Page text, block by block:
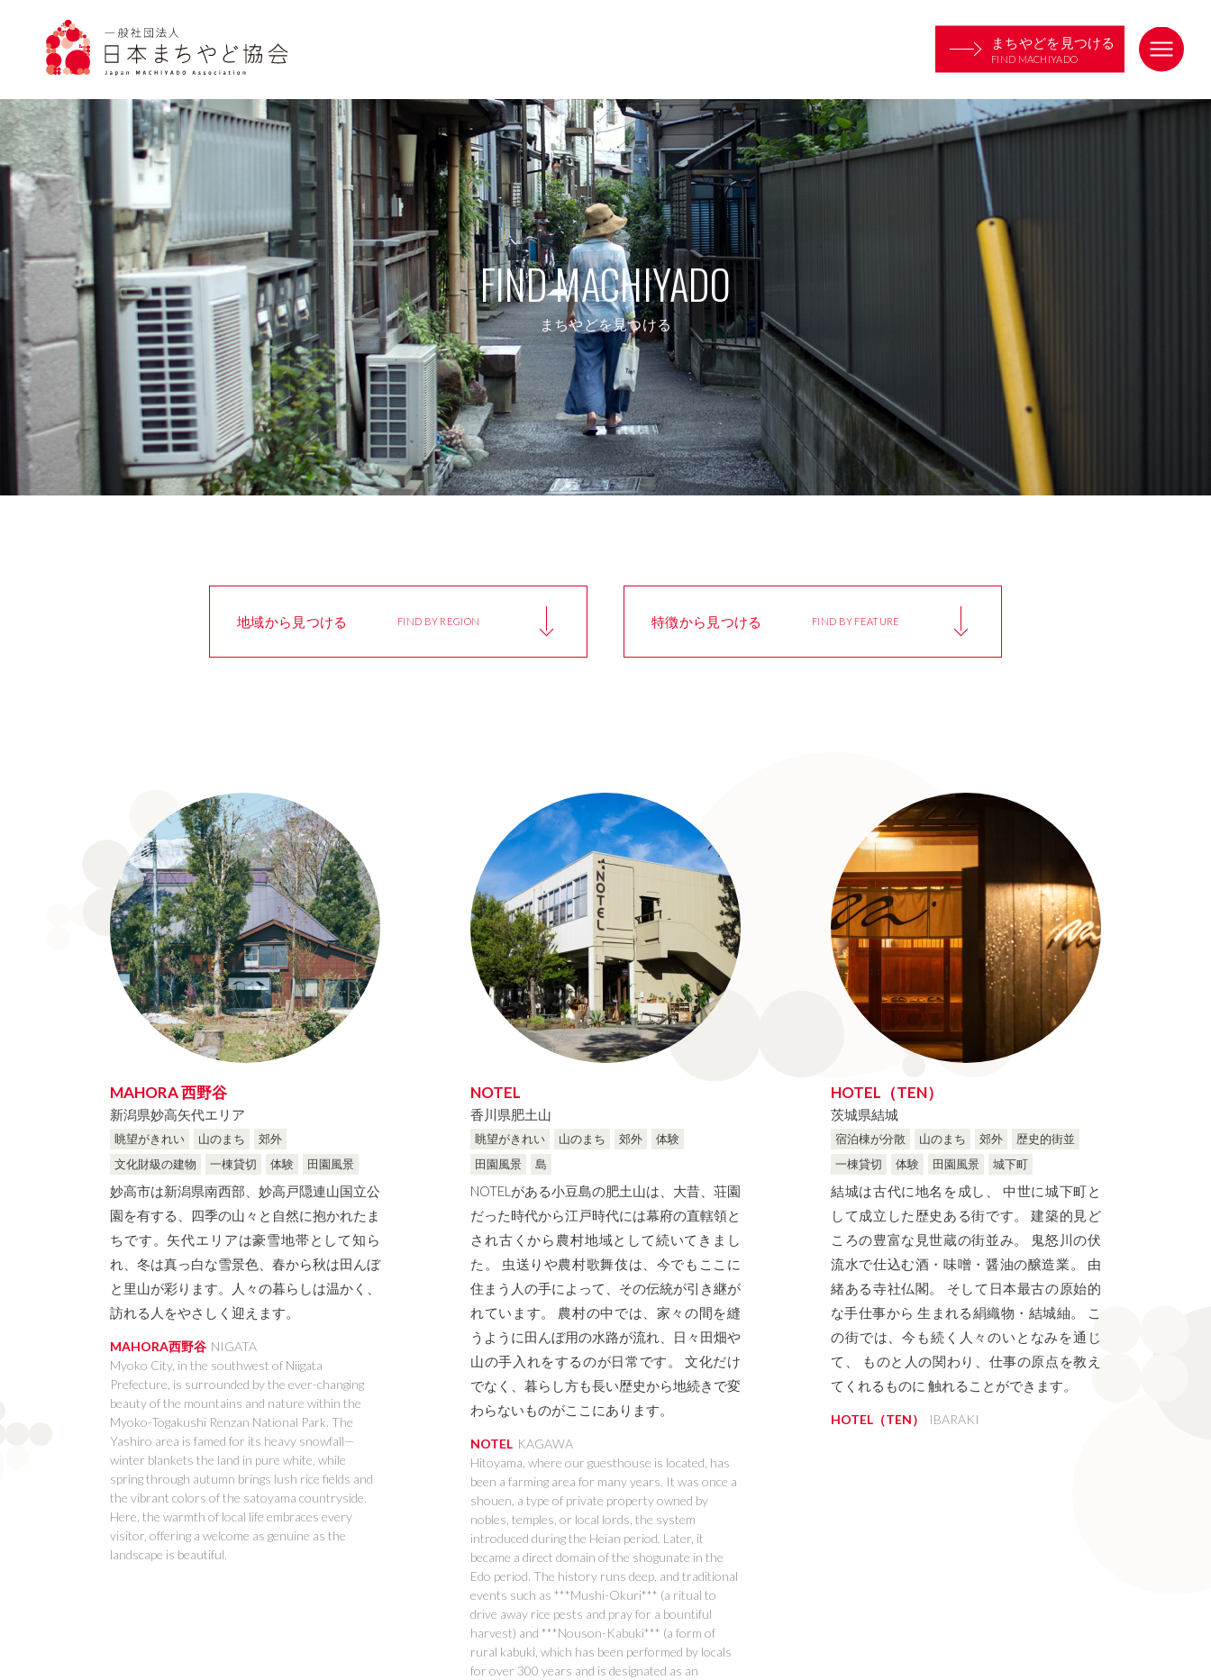
まちやどを見つける
FIND MACHIYADO
FIND MACHIYADO
まちやどを見つける
地域から見つける FIND BY REGION
CHIBA TOKYO
新潟県
NIGATA
富山県
TOYAMA
石川県
ISHIKAWA
福井県
FUKUI YAMANASHI NAGANO
岐阜県
GIFU
静岡県
SHIZUOKA
愛知県
AICHI
三重県
MIE
京都府
KYOTO
大阪府
OSAKA
兵庫県
HYOGO
奈良県 和歌山県
WAKAYAMA
島根県
SHIMANE
岡山県
OKAYAMA
山口県
YAMAGUCHI
徳島県
TOSHIMA EHIME
佐賀県
SAGA NAGASAKI
熊本県
KUMAMOTO
宮崎県
MIYAZAKI
鹿児島県
KAGOSHIMA
沖縄県
OKINAWA
特徴から見つける FIND BY FEATURE
Limited to One Group Only experience
産業遺産
Industrial-heritage
銭湯
Sento
island
城下町
Old castle town
MAHORA 西野谷
新潟県妙高矢代エリア
眺望がきれい 山のまち
郊外
文化財級の建物
一棟貸切 体験 田園風景
妙高市は新潟県南西部、妙高戸隠連山国立公
園を有する、四季の山々と自然に抱かれたま
ちです。矢代エリアは豪雪地帯として知ら
れ、冬は真っ白な雪景色、春から秋は田んぼ
と里山が彩ります。人々の暮らしは温かく、
訪れる人をやさしく迎えます。
MAHORA西野谷 NIGATA
Myoko City, in the southwest of Niigata
Prefecture, is surrounded by the ever-changing
beauty of the mountains and nature within the
Myoko-Togakushi Renzan National Park. The
Yashiro area is famed for its heavy snowfall—
winter blankets the land in pure white, while
spring through autumn brings lush rice fields and
the vibrant colors of the satoyama countryside.
Here, the warmth of local life embraces every
visitor, offering a welcome as genuine as the
landscape is beautiful.
NOTEL
香川県肥土山
眺望がきれい 山のまち 郊外
体験
田園風景
島
NOTELがある小豆島の肥土山は、大昔、荘園
だった時代から江戸時代には幕府の直轄領と
され古くから農村地域として続いてきまし
た。 虫送りや農村歌舞伎は、今でもここに
住まう人の手によって、その伝統が引き継が
れています。 農村の中では、家々の間を縫
うように田んぼ用の水路が流れ、日々田畑や
山の手入れをするのが日常です。 文化だけ
でなく、暮らし方も長い歴史から地続きで変
わらないものがここにあります。
NOTEL KAGAWA
Hitoyama, where our guesthouse is located, has
been a farming area for many years. It was once a
shouen, a type of private property owned by
nobles, temples, or local lords, the system
introduced during the Heian period. Later, it
became a direct domain of the shogunate in the
Edo period. The history runs deep, and traditional
events such as ***Mushi-Okuri*** (a ritual to
drive away rice pests and pray for a bountiful
harvest) and ***Nouson-Kabuki*** (a form of
rural kabuki, which has been performed by locals
for over 300 years and is designated as an
HOTEL（TEN）
茨城県結城
宿泊棟が分散 山のまち 郊外
歴史的街並
一棟貸切
体験 田園風景 城下町
結城は古代に地名を成し、 中世に城下町と
して成立した歴史ある街です。 建築的見ど
ころの豊富な見世蔵の街並み。 鬼怒川の伏
流水で仕込む酒・味噌・醤油の醸造業。 由
緒ある寺社仏閣。 そして日本最古の原始的
な手仕事から 生まれる絹織物・結城紬。 こ
の街では、今も続く人々のいとなみを通じ
て、 ものと人の関わり、仕事の原点を教え
てくれるものに 触れることができます。
HOTEL（TEN） IBARAKI
トップページ
お知らせ
まちやど協会について
まちやどについて
まちやどを見つける
入会案内
お問い合わせ
Facebook